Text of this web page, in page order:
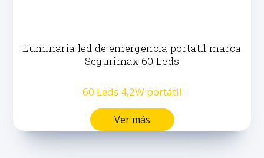
Luminaria led de emergencia portatil marca
Segurimax 60 Leds
60 Leds 4,2W portátil
Ver más